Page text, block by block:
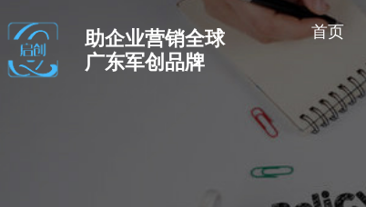
助企业营销全球
广东军创品牌
首页